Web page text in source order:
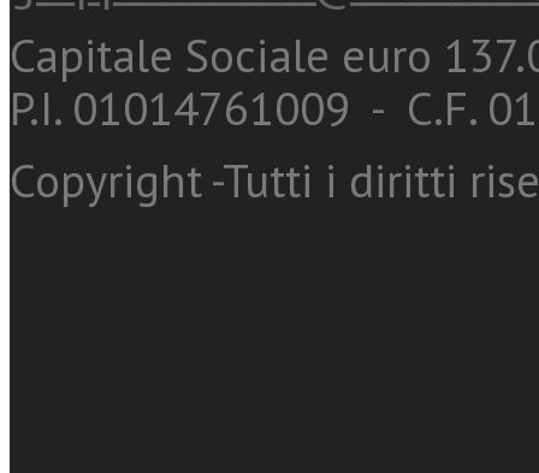
Capitale Sociale euro
P.I. 01014761009 - C.F.
Copyright -Tutti i diritti